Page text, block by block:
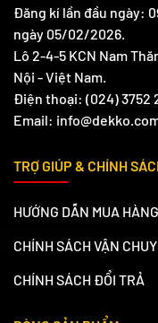
Đăng kí lần đầu ngày:
ngày 05/02/2026.
Lô 2-4-5 KCN Nam
Nội - Việt Nam.
Điện thoại: (024) 3752
Email:
TRỢ GIÚP & CHÍNH
HƯỚNG DẪN MUA HÀNG
CHÍNH SÁCH VẬN
CHÍNH SÁCH ĐỔI TRẢ